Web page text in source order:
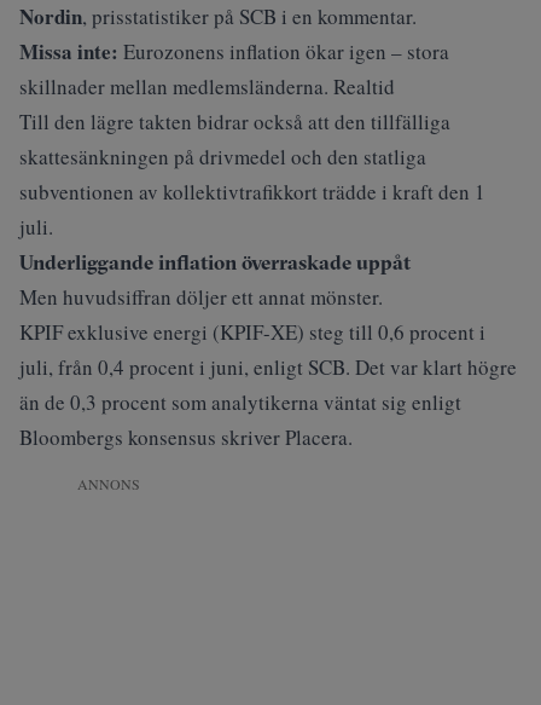
Nordin, prisstatistiker på SCB i en kommentar.
Missa inte: Eurozonens inflation ökar igen – stora
skillnader mellan medlemsländerna. Realtid
Till den lägre takten bidrar också att den tillfälliga
skattesänkningen på drivmedel och den statliga
subventionen av kollektivtrafikkort trädde i kraft den 1
juli.
Underliggande inflation överraskade uppåt
Men huvudsiffran döljer ett annat mönster.
KPIF exklusive energi (KPIF-XE) steg till 0,6 procent i
juli, från 0,4 procent i juni, enligt SCB. Det var klart högre
än de 0,3 procent som analytikerna väntat sig enligt
Bloombergs konsensus skriverPlacera.
ANNONS